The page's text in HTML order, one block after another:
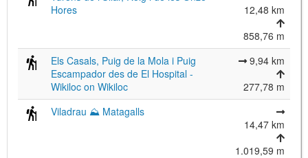
Hores
12,48 km
858,76 m
Els Casals, Puig de la Mola i Puig
Escampador des de El Hospital -
Wikiloc on Wikiloc
9,94 km
277,78 m
Viladrau ⛰ Matagalls
14,47 km
1.019,59 m